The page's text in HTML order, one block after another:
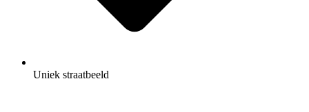
Uniek straatbeeld